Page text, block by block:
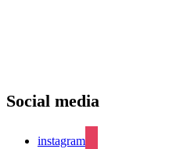
Social media
instagram